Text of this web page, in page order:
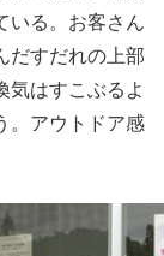
いる。お客さん
だすだれの上部
気はすこぶるよ
。アウトドア感